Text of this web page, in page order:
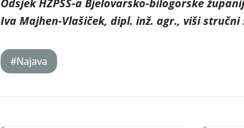
Odsjek HZPSS-a Bjelovarsko-bilogorske
Iva Majhen-Vlašiček, dipl. inž. agr., viši
#Najava